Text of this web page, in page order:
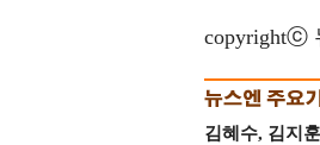
copyrightⓒ
김혜수, 김지